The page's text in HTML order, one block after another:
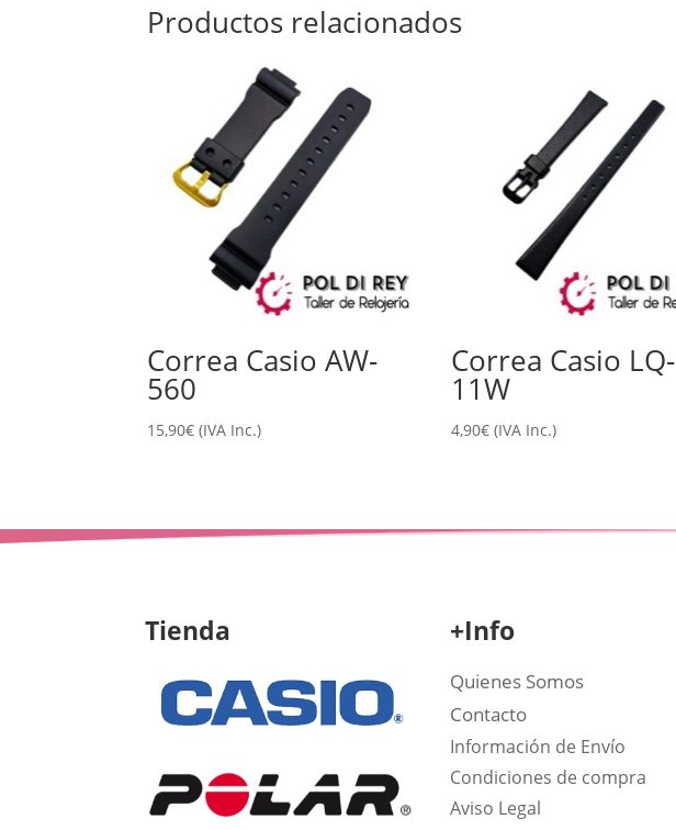
Productos relacionados
Correa Casio AW-
560
15,90€ (IVA Inc.)
Correa Casio LQ-
11W
4,90€ (IVA Inc.)
Tienda +Info
Quienes Somos
Contacto
Información de Envío
Condiciones de compra
Aviso Legal